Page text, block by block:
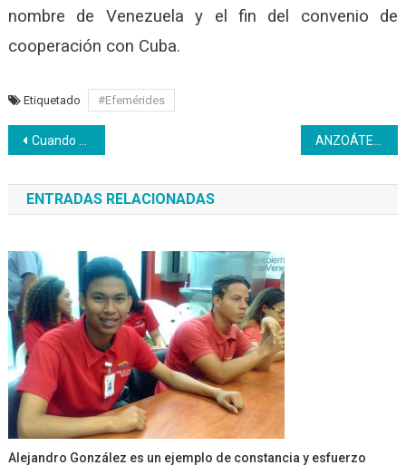
nombre de Venezuela y el fin del convenio de
cooperación con Cuba.
Etiquetado #Efemérides
Navegación
de
entradas
Cuando el odio y la muerte se hicieron presentes en abril
ENTRADAS RELACIONADAS
Alejandro González es un ejemplo de constancia y esfuerzo